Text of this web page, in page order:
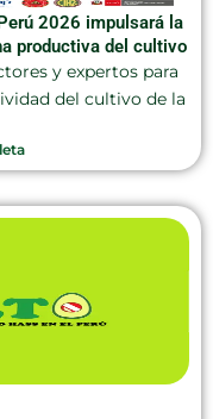
2026 impulsará la
productiva del cultivo
y expertos para
del cultivo de la